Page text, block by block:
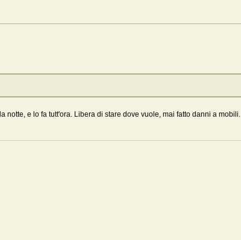
notte, e lo fa tutt'ora. Libera di stare dove vuole, mai fatto danni a mobili.